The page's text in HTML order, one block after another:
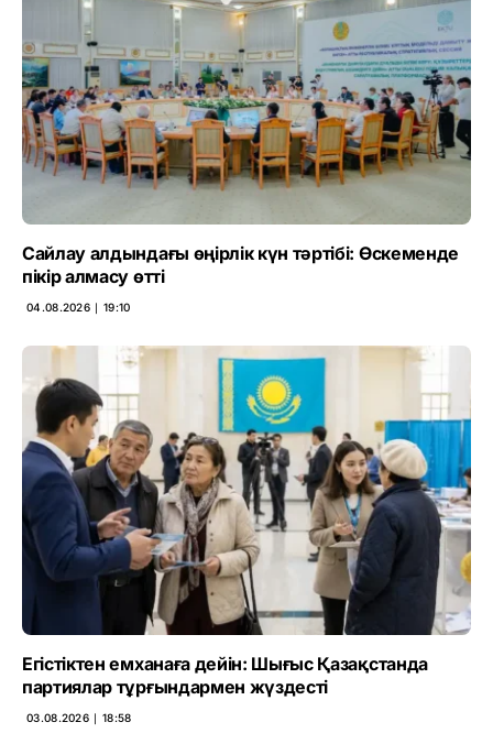
Сайлау алдындағы өңірлік күн тәртібі: Өскеменде
пікір алмасу өтті
04.08.2026 ∣ 19:10
Егістіктен емханаға дейін: Шығыс Қазақстанда
партиялар тұрғындармен жүздесті
03.08.2026 ∣ 18:58